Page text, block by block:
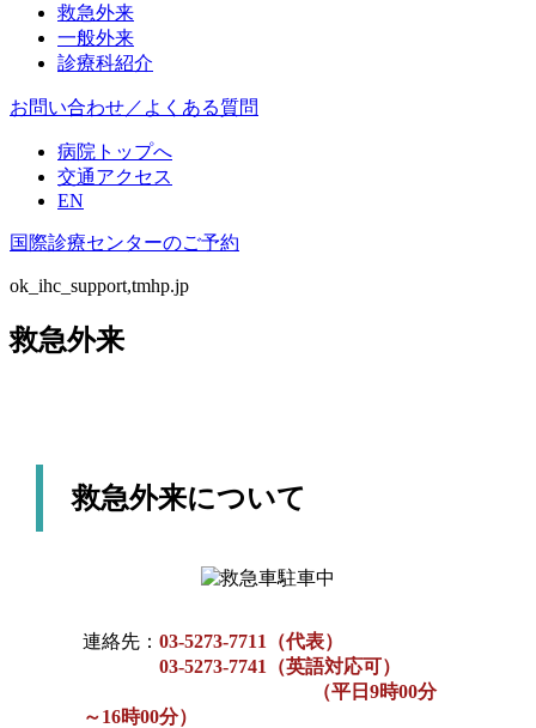
救急外来
一般外来
診療科紹介
お問い合わせ／よくある質問
病院トップへ
交通アクセス
EN
国際診療センターのご予約
ok_ihc_support,tmhp.jp
救急外来
救急外来について
連絡先：03-5273-7711（代表）
03-5273-7741（英語対応可）
（平日9時00分
～16時00分）